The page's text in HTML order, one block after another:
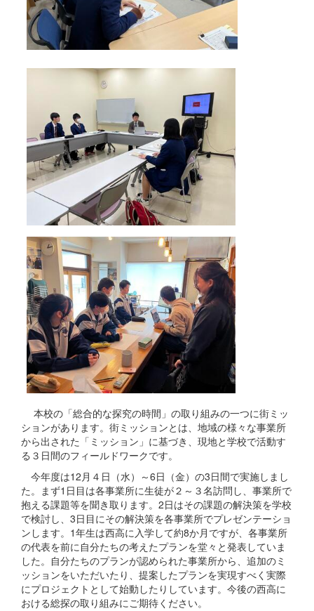
本校の「総合的な探究の時間」の取り組みの一つに街ミッ
ションがあります。街ミッションとは、地域の様々な事業所
から出された「ミッション」に基づき、現地と学校で活動す
る３日間のフィールドワークです。
今年度は12月４日（水）～6日（金）の3日間で実施しまし
た。まず1日目は各事業所に生徒が２～３名訪問し、事業所で
抱える課題等を聞き取ります。2日はその課題の解決策を学校
で検討し、3日目にその解決策を各事業所でプレゼンテーショ
ンします。1年生は西高に入学して約8か月ですが、各事業所
の代表を前に自分たちの考えたプランを堂々と発表していま
した。自分たちのプランが認められた事業所から、追加のミ
ッションをいただいたり、提案したプランを実現すべく実際
にプロジェクトとして始動したりしています。今後の西高に
おける総探の取り組みにご期待ください。